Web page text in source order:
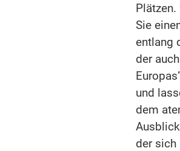
Plätzen.
Sie
entlang
der
und
dem
der sich